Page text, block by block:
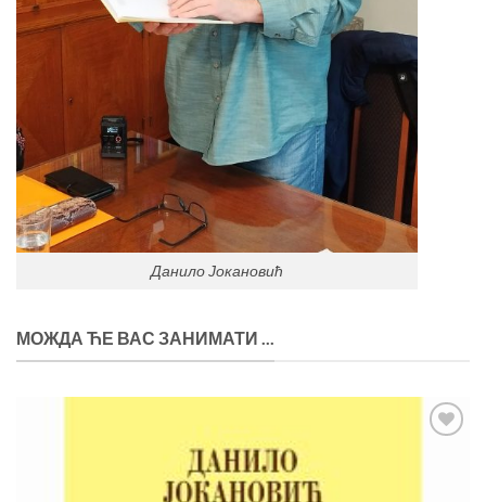
Данило Јокановић
МОЖДА ЋЕ ВАС ЗАНИМАТИ ...